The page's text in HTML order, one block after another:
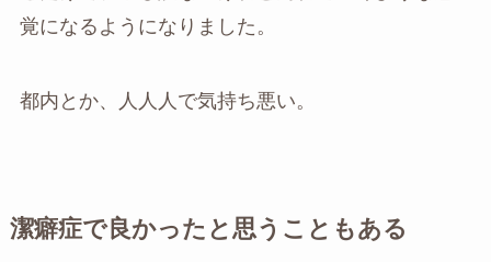
覚になるようになりました。
都内とか、人人人で気持ち悪い。
潔癖症で良かったと思うこともある